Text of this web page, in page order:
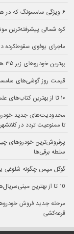
۶ ویژگی سامسونگ که در هیچ گوشی اندرویدی دیگری وجود ندارد
کره شمالی پیشرفته‌ترین
ماجرای یوفوی سقوط‌کرده
بهترین خودروهای زیر ۳۵ هزار دلار برای تجربه لذت رانندگی در سال ۲۰۲۶
قیمت روز گوشی‌های سامسونگ در
۱۰ تا از بهترین کتاب‌های علمی تخیلی حماسی در تمام دوران
تا ممنوعیت تردد در
سلطه برقی‌ها
گوگل مپس چگونه شلوغی
10 تا از بهترین مینی‌سریال‌های HBO در دهه 2000 میلادی
مرحله جدید فروش
قرعه‌کشی